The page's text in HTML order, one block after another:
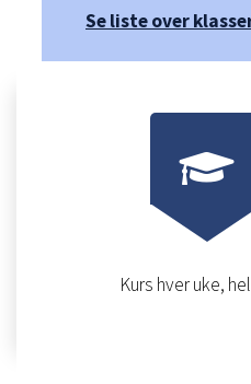
Se liste over
Kurs hver uke,